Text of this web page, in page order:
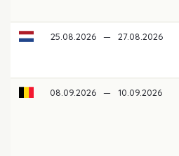
25.08.2026 — 27.08.2026
08.09.2026 — 10.09.2026